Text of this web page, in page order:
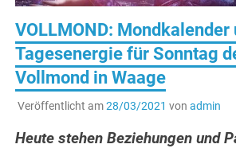
VOLLMOND: Mondkalender
Tagesenergie für Sonntag
Vollmond in Waage
Veröffentlicht am28/03/2021 von admin
Heute stehen Beziehungen und